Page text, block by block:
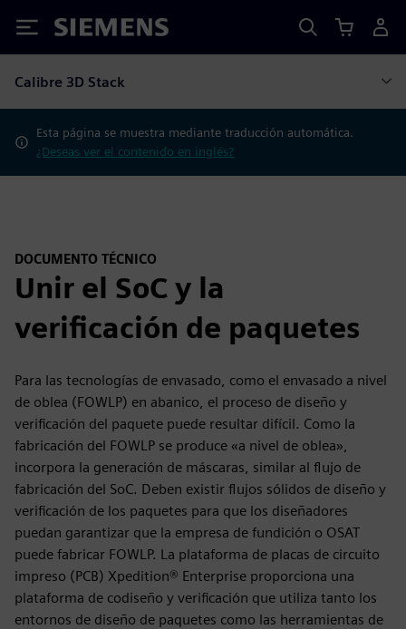
Siemens
Calibre 3D Stack
Esta página se muestra mediante traducción automática.
¿Deseas ver el contenido en inglés?
DOCUMENTO TÉCNICO
Unir el SoC y la
verificación de paquetes
Para las tecnologías de envasado, como el envasado a nivel
de oblea (FOWLP) en abanico, el proceso de diseño y
verificación del paquete puede resultar difícil. Como la
fabricación del FOWLP se produce «a nivel de oblea»,
incorpora la generación de máscaras, similar al flujo de
fabricación del SoC. Deben existir flujos sólidos de diseño y
verificación de los paquetes para que los diseñadores
puedan garantizar que la empresa de fundición o OSAT
puede fabricar FOWLP. La plataforma de placas de circuito
impreso (PCB) Xpedition® Enterprise proporciona una
plataforma de codiseño y verificación que utiliza tanto los
entornos de diseño de paquetes como las herramientas de